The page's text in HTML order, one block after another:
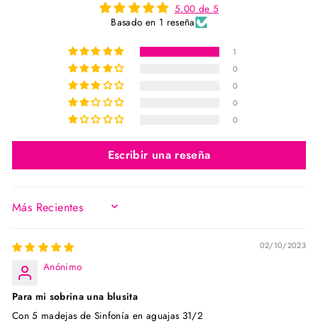
5.00 de 5
Basado en 1 reseña
1
0
0
0
0
Escribir una reseña
SORT BY
02/10/2023
Anónimo
Para mi sobrina una blusita
Con 5 madejas de Sinfonía en aguajas 31/2